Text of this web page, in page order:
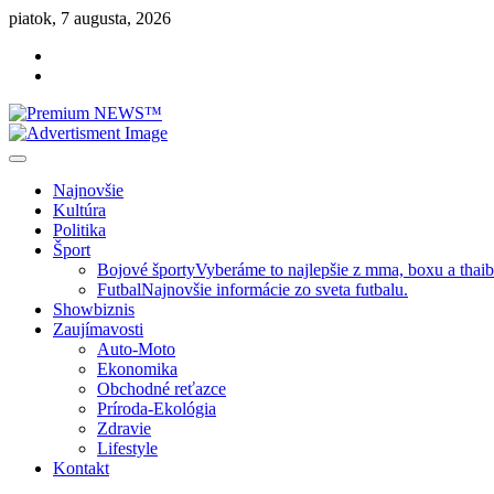
Skip
content
piatok, 7 augusta, 2026
Najnovšie
Kultúra
Politika
Šport
Bojové športyVyberáme to najlepšie z mma, boxu a
FutbalNajnovšie informácie zo sveta futbalu.
Showbiznis
Zaujímavosti
Auto-Moto
Ekonomika
Obchodné reťazce
Príroda-Ekológia
Zdravie
Lifestyle
Kontakt